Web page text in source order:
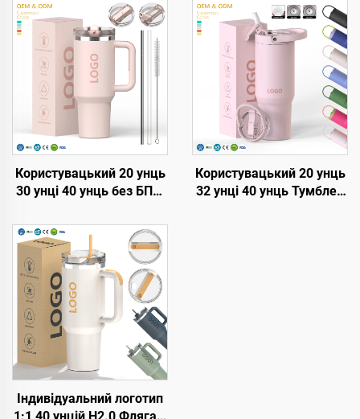
Користувацький 20 унць
30 унці 40 унць без БПА,
утеплена кружка з
нержавійки, тумблер з
герметичною кришкою,
соломкою та ручкою для
подорожі
Користувацький 20 унць
32 унці 40 унць Тумблер
Індивідуальний логотип